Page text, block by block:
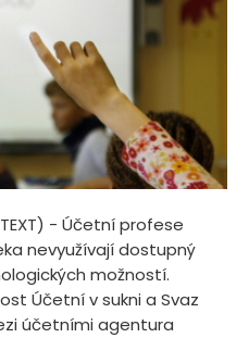
- Účetní profese
nevyužívají dostupný
možností.
Účetní v sukni a Svaz
účetními agentura